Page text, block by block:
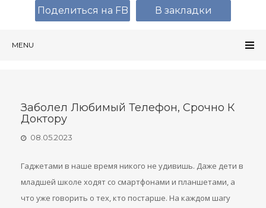
MENU
Заболел Любимый Телефон, Срочно К
Доктору
08.05.2023
Гаджетами в наше время никого не удивишь. Даже дети в
младшей школе ходят со смартфонами и планшетами, а
что уже говорить о тех, кто постарше. На каждом шагу
Поделиться на FB В закладки